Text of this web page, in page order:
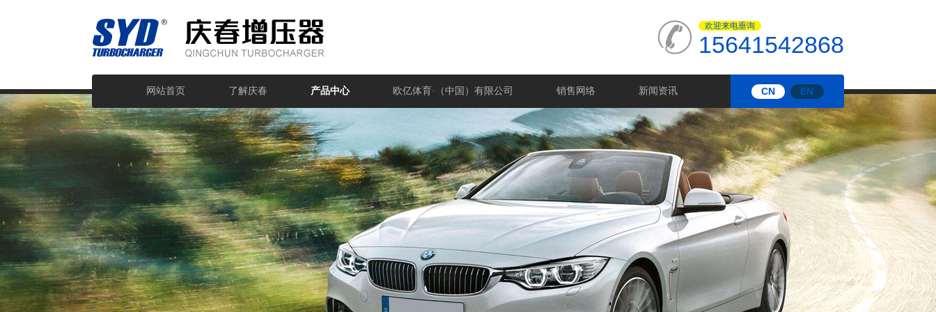
欢迎来电垂询
15641542868
网站首页 了解庆春 产品中心 欧亿体育·（中国）有限公司 销售网络 新闻资讯
欧亿体育·（中国）有限公司
CN EN